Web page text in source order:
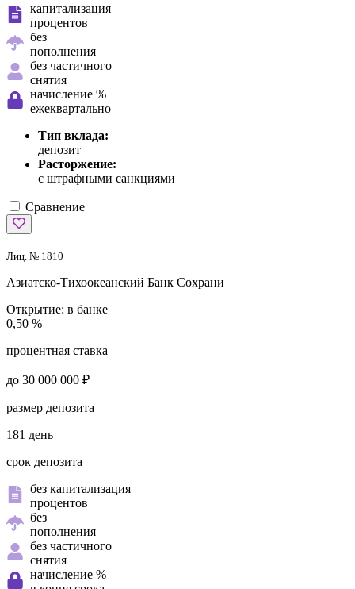
капитализация
процентов
без
пополнения
без частичного
снятия
начисление %
ежеквартально
Тип вклада:
депозит
Расторжение:
с штрафными санкциями
Сравнение
Лиц. № 1810
Азиатско-Тихоокеанский Банк Сохрани
Открытие: в банке
0,50 %
процентная ставка
до 30 000 000 ₽
размер депозита
181 день
срок депозита
без капитализация
процентов
без
пополнения
без частичного
снятия
начисление %